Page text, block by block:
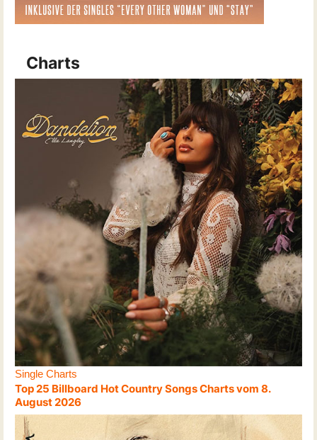
Charts
Single Charts
Top 25 Billboard Hot Country Songs Charts vom 8.
August 2026